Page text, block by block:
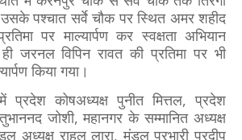
उसके पश्चात सर्वे चौक पर स्थित अमर शहीद
पर माल्यार्पण कर स्वक्षता अभियान
जरनल विपिन रावत की प्रतिमा पर भी
किया गया।
प्रदेश कोषअध्यक्ष पुनीत मित्तल, प्रदेश
जोशी, महानगर के सम्मानित अध्यक्ष
अध्यक्ष राहुल लारा, मंडल प्रभारी प्रदीप